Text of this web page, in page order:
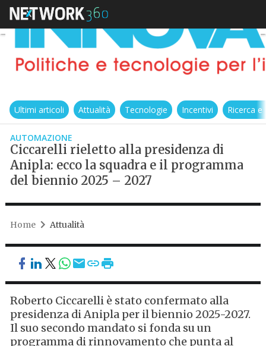
Ultimi articoli Attualità Tecnologie Incentivi Ricerca
AUTOMAZIONE
Ciccarelli rieletto alla presidenza di
Anipla: ecco la squadra e il programma
del biennio 2025 – 2027
Home Attualità
Roberto Ciccarelli è stato confermato alla
presidenza di Anipla per il biennio 2025-2027.
Il suo secondo mandato si fonda su un
programma di rinnovamento che punta al